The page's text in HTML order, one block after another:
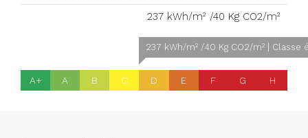
237 kWh/m² /40 Kg CO2/m²
A+ A B C
237 kWh/m² /40 Kg CO2/m² | Classe
D E F G H